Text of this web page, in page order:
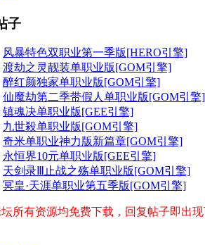
子
风暴特色双职业第一季版[HERO引擎]
渡劫之灵靓装单职业版[GOM引擎]
醉红颜独家单职业版[GOM引擎]
仙魔劫第二季带假人单职业版[GOM引擎]
镇魂决单职业版[GEE引擎]
九世殺单职业版[GOM引擎]
奇米单职业神力版新篇章[GOM引擎]
永恒界10元单职业版[GEE引擎]
天剑录Ⅲ止战之殇单职业版[GOM引擎]
冥皇·天涯单职业第五季版[GOM引擎]
所有资源均免费下载，回复帖子即出